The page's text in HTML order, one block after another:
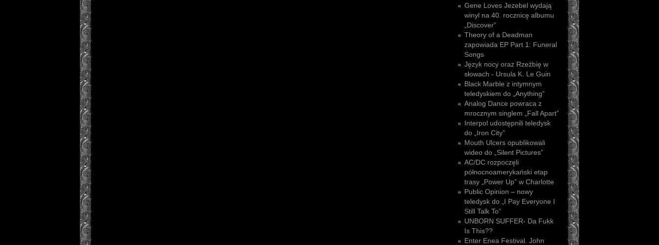
Gene Loves Jezebel wydają
winyl na 40. rocznicę albumu
„Discover”
Theory of a Deadman
zapowiada EP Part 1: Funeral
Songs
Język nocy oraz Rzeźbię w
słowach - Ursula K. Le Guin
Black Marble z intymnym
teledyskiem do „Anything”
Analog Dance powraca z
mrocznym singlem „Fall Apart”
Interpol udostępnili teledysk
do „Iron City”
Mouth Ulcers opublikowali
wideo do „Silent Pictures”
AC/DC rozpoczęli
północnoamerykański etap
trasy „Power Up” w Charlotte
Public Opinion – nowy
teledysk do „I Pay Everyone I
Still Talk To”
UNBORN SUFFER- Da Fukk
Is This??
Enter Enea Festival. John